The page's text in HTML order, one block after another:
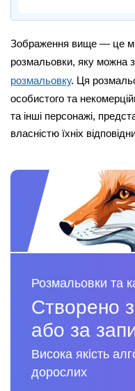
Зображення вище — це
розмальовки, яку можна
розмальовку. Ця
особистого та
та інші персонажі,
власністю їхніх
Розмальовки та
Створено
або за
Висока якість
дорослих